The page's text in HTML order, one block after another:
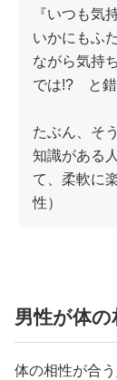
『いつも気
いかにもふ
ながら気持
では!? と錯
たぶん、そ
知識がある
て、柔軟に
性）
男性が体
体の相性が合